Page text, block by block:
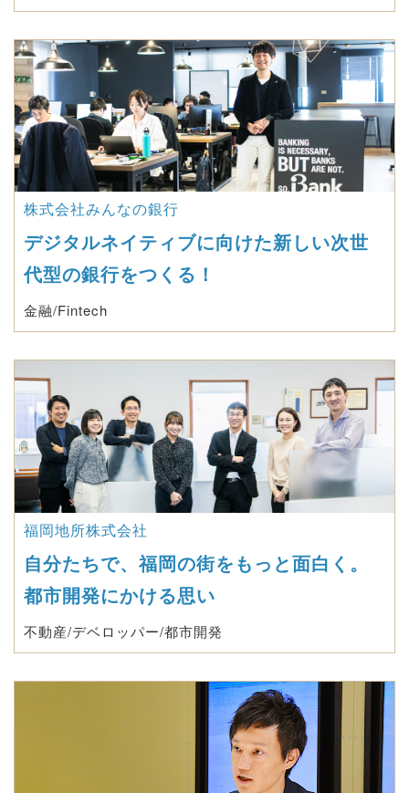
株式会社みんなの銀行
デジタルネイティブに向けた新しい次世
代型の銀行をつくる！
金融/Fintech
福岡地所株式会社
自分たちで、福岡の街をもっと面白く。
都市開発にかける思い
不動産/デベロッパー/都市開発